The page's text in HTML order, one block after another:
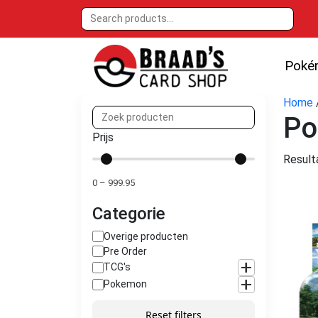
Prijs
0 – 999.95
Categorie
Overige producten
Pre Order
TCG's
+
Pokemon +
Reset filters
Home